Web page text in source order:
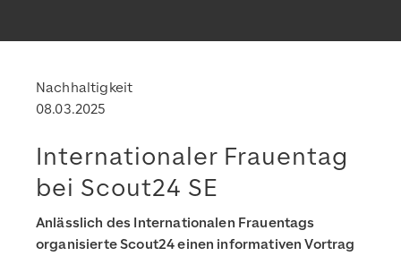
Nachhaltigkeit
08.03.2025
Internationaler Frauentag
bei Scout24 SE
Anlässlich des Internationalen Frauentags
organisierte Scout24 einen informativen Vortrag